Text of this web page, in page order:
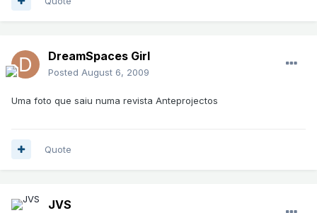
DreamSpaces Girl
Posted August 6, 2009
Uma foto que saiu numa revista Anteprojectos
Quote
JVS